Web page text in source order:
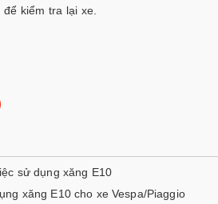
kiểm tra lại xe.
sử dụng xăng E10
xăng E10 cho xe Vespa/Piaggio